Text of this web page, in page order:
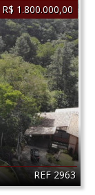
REF 2963
R$ 1.800.000,00